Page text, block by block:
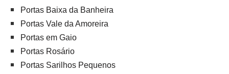
Portas Baixa da Banheira
Portas Vale da Amoreira
Portas em Gaio
Portas Rosário
Portas Sarilhos Pequenos